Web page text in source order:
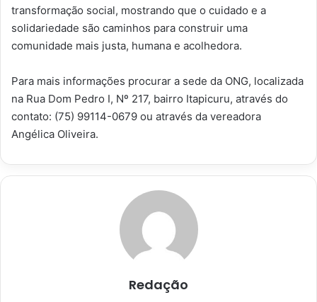
transformação social, mostrando que o cuidado e a
solidariedade são caminhos para construir uma
comunidade mais justa, humana e acolhedora.
Para mais informações procurar a sede da ONG, localizada
na Rua Dom Pedro I, Nº 217, bairro Itapicuru, através do
contato: (75) 99114-0679 ou através da vereadora
Angélica Oliveira.
Redação